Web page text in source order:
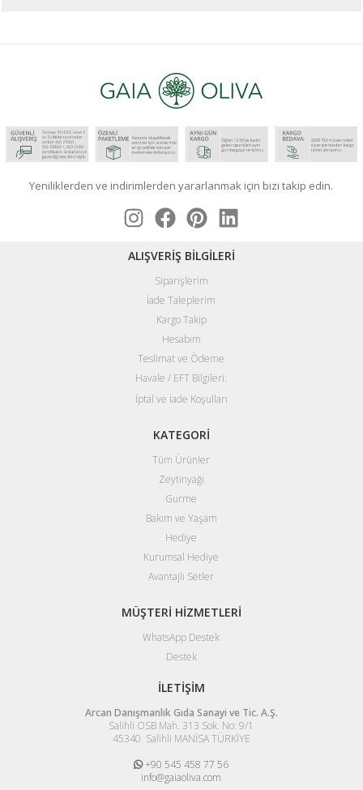
Yeniliklerden ve indirimlerden yararlanmak için bizi takip edin.
ALIŞVERİŞ BİLGİLERİ
Siparişlerim
İade Taleplerim
Kargo Takip
Hesabım
Teslimat ve Ödeme
Havale / EFT Bilgileri:
İptal ve İade Koşulları
KATEGORİ
Tüm Ürünler
Zeytinyağı
Gurme
Bakım ve Yaşam
Hediye
Kurumsal Hediye
Avantajlı Setler
MÜŞTERİ HİZMETLERİ
WhatsApp Destek
Destek
İLETİŞİM
Arcan Danışmanlık Gıda Sanayi ve Tic. A.Ş.
Salihli OSB Mah. 313 Sok. No: 9/1
45340 Salihli MANİSA TÜRKİYE
+90 545 458 77 56
info@gaiaoliva.com